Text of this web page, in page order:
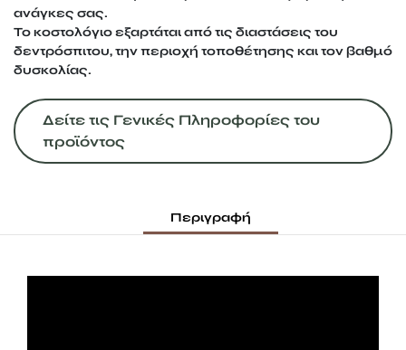
ανάγκες σας.
Το κοστολόγιο εξαρτάται από τις διαστάσεις του
δεντρόσπιτου, την περιοχή τοποθέτησης και τον βαθμό
δυσκολίας.
Δείτε τις Γενικές Πληροφορίες του
προϊόντος
Περιγραφή